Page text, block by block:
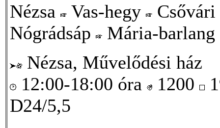
Nézsa Vas-hegy
Nógrádsáp
Mária-barlang
Nézsa, Művelődési ház
12:00-18:00 óra
1200
D24/5,5